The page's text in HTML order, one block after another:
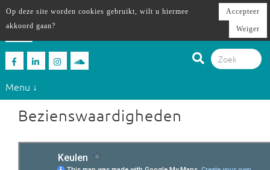
Menu ↓
Bezienswaardigheden
Op deze site worden cookies gebruikt, wilt u hiermee
akkoord gaan?
Accepteer
Weiger